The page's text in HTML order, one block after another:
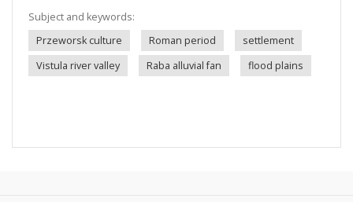
Subject and keywords:
Przeworsk culture
Roman period
settlement
Vistula river valley
Raba alluvial fan flood plains